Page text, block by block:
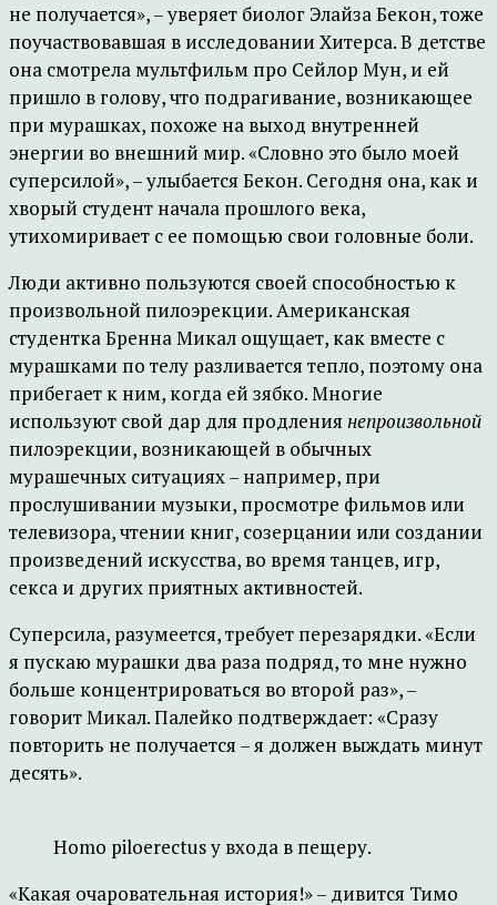
не получается», – уверяет биолог Элайза Бекон, тоже
поучаствовавшая в исследовании Хитерса. В детстве
она смотрела мультфильм про Сейлор Мун, и ей
пришло в голову, что подрагивание, возникающее
при мурашках, похоже на выход внутренней
энергии во внешний мир. «Словно это было моей
суперсилой», – улыбается Бекон. Сегодня она, как и
хворый студент начала прошлого века,
утихомиривает с ее помощью свои головные боли.
Люди активно пользуются своей способностью к
произвольной пилоэрекции. Американская
студентка Бренна Микал ощущает, как вместе с
мурашками по телу разливается тепло, поэтому она
прибегает к ним, когда ей зябко. Многие
используют свой дар для продления непроизвольной
пилоэрекции, возникающей в обычных
мурашечных ситуациях – например, при
прослушивании музыки, просмотре фильмов или
телевизора, чтении книг, созерцании или создании
произведений искусства, во время танцев, игр,
секса и других приятных активностей.
Суперсила, разумеется, требует перезарядки. «Если
я пускаю мурашки два раза подряд, то мне нужно
больше концентрироваться во второй раз», –
говорит Микал. Палейко подтверждает: «Сразу
повторить не получается – я должен выждать минут
десять».
Homo piloerectus у входа в пещеру.
«Какая очаровательная история!» – дивится Тимо